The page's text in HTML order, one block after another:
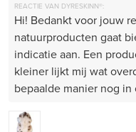
REACTIE VAN DYRESKINN®:
Hi! Bedankt voor jouw
natuurproducten gaat
indicatie aan. Een
kleiner lijkt mij wat
bepaalde manier nog in